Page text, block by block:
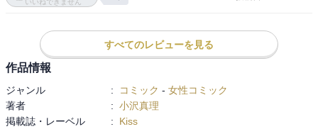
いいねできません
すべてのレビューを見る
作品情報
ジャンル : コミック - 女性コミック
著者
: 小沢真理
掲載誌・レーベル
:
Kiss